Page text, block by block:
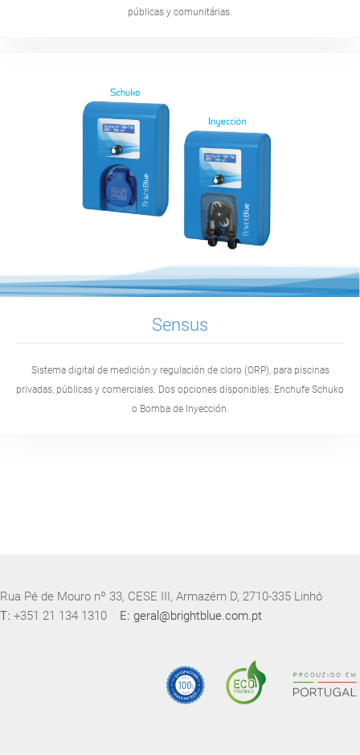
públicas y comunitárias.
Sensus
Sistema digital de medición y regulación de cloro (ORP), para piscinas
privadas, públicas y comerciales. Dos opciones disponibles: Enchufe Schuko
o Bomba de Inyección.
Rua Pé de Mouro nº 33, CESE III, Armazém D, 2710-335 Linhó
T: +351 21 134 1310 E: geral@brightblue.com.pt